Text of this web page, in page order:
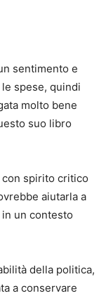
sentimento e
spese, quindi
molto bene
suo libro
con spirito critico
aiutarla a
un contesto
della politica,
a conservare